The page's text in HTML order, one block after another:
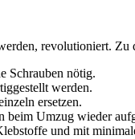
revolutioniert. Zu
Schrauben nötig.
werden.
ersetzen.
Umzug wieder
und mit